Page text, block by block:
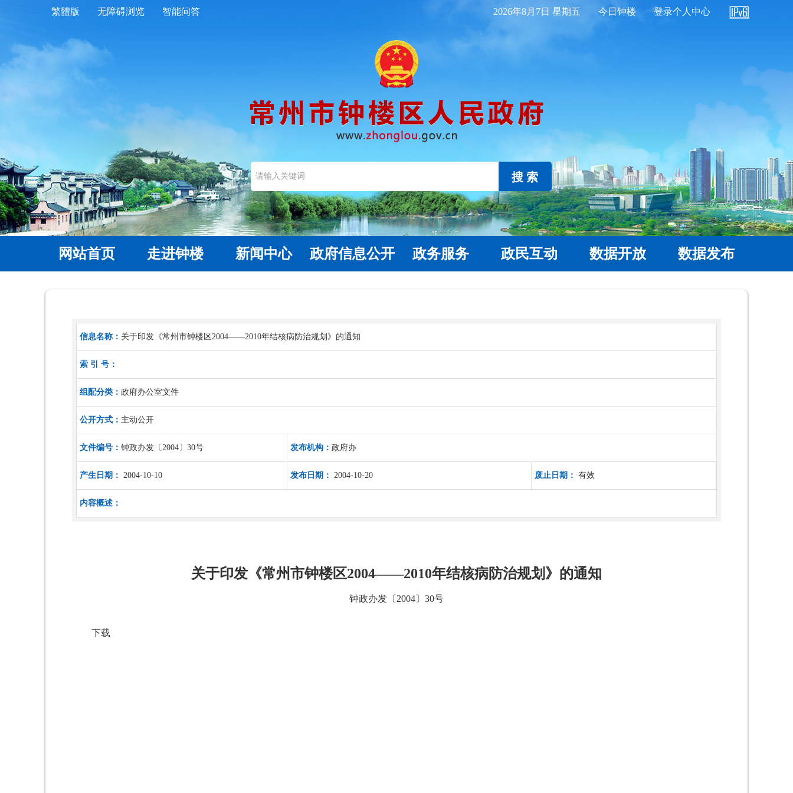
繁體版 无障碍浏览 智能问答 2026年8月7日 星期五 今日钟楼 登录个人中心
搜 索
网站首页 走进钟楼 新闻中心 政府信息公开 政务服务 政民互动 数据开放 数据发布
信息名称： 关于印发《常州市钟楼区2004――2010年结核病防治规划》的通知
索 引 号：
组配分类： 政府办公室文件
公开方式： 主动公开
文件编号： 钟政办发〔2004〕30号 发布机构： 政府办
产生日期： 2004-10-10 发布日期： 2004-10-20 废止日期： 有效
内容概述：
关于印发《常州市钟楼区2004――2010年结核病防治规划》的通知
钟政办发〔2004〕30号
下载